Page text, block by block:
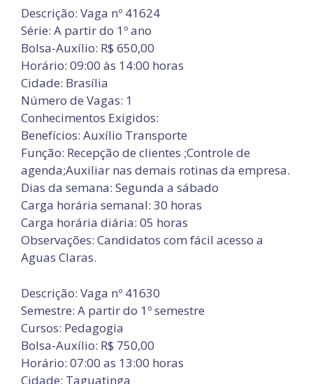
Descrição: Vaga nº 41624
Série: A partir do 1º ano
Bolsa-Auxílio: R$ 650,00
Horário: 09:00 às 14:00 horas
Cidade: Brasília
Número de Vagas: 1
Conhecimentos Exigidos:
Benefícios: Auxílio Transporte
Função: Recepção de clientes ;Controle de
agenda;Auxiliar nas demais rotinas da empresa.
Dias da semana: Segunda a sábado
Carga horária semanal: 30 horas
Carga horária diária: 05 horas
Observações: Candidatos com fácil acesso a
Aguas Claras.
Descrição: Vaga nº 41630
Semestre: A partir do 1º semestre
Cursos: Pedagogia
Bolsa-Auxílio: R$ 750,00
Horário: 07:00 as 13:00 horas
Cidade: Taguatinga